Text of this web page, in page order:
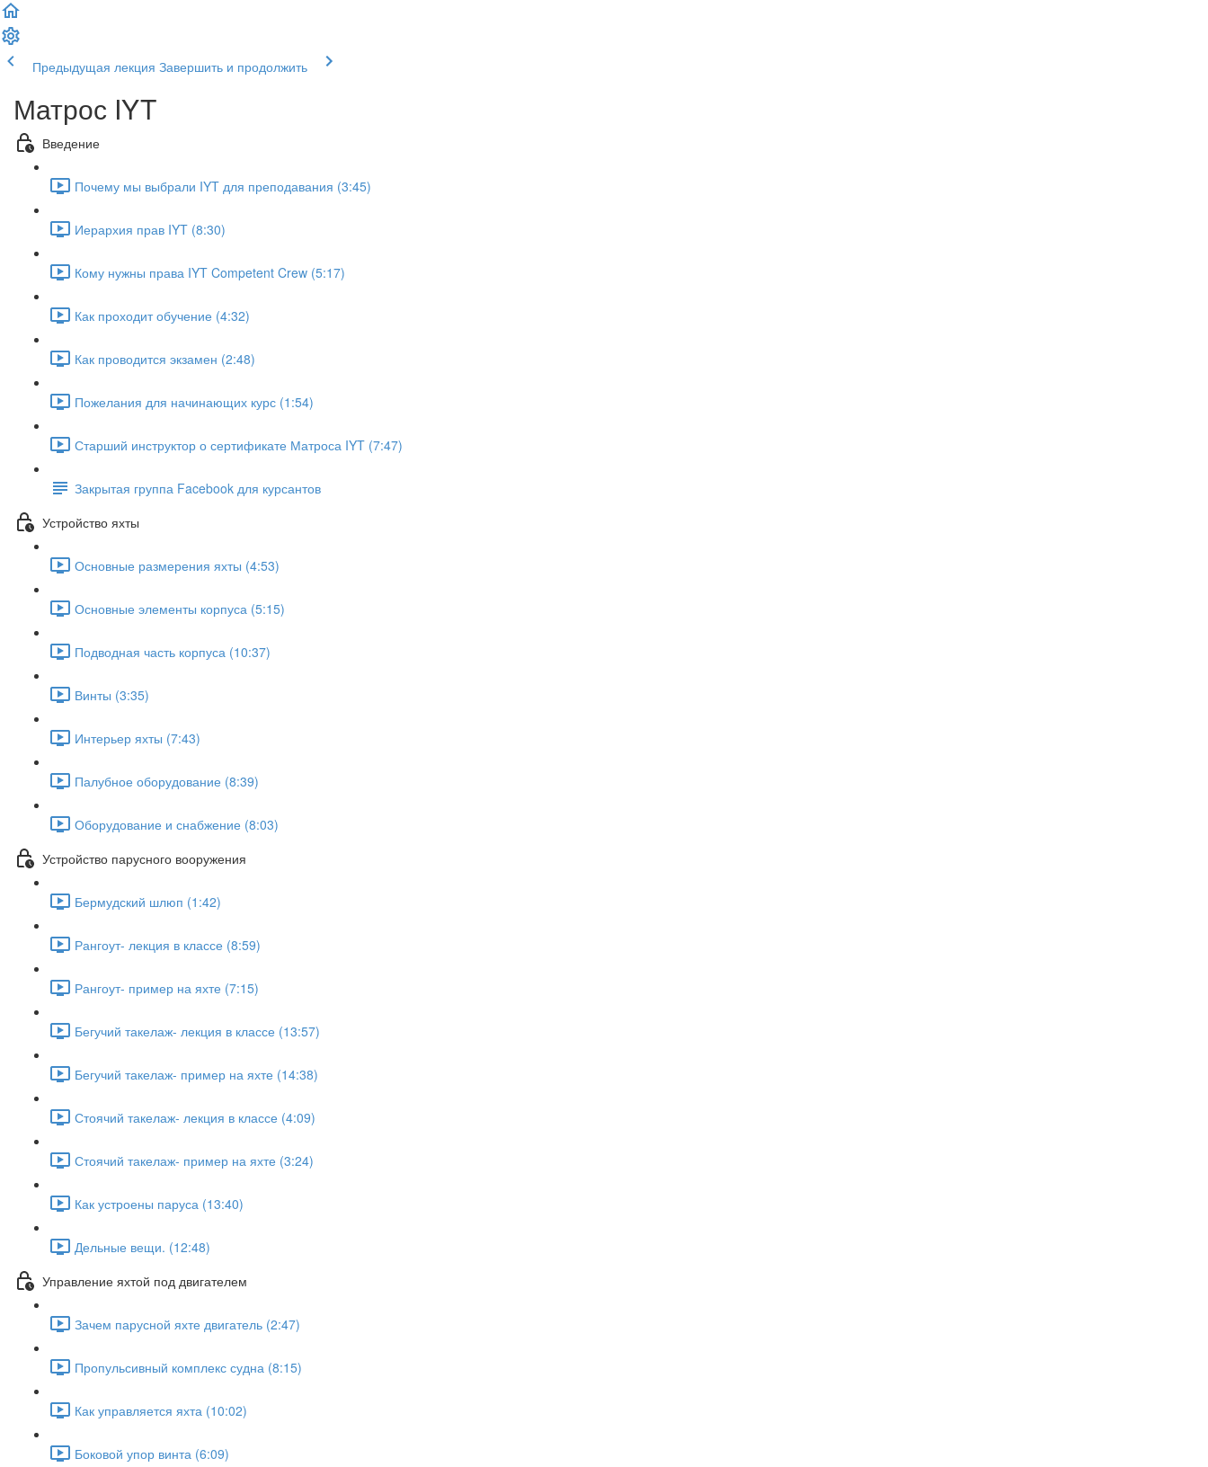
Предыдущая лекция Завершить и продолжить
Матрос IYT
Введение
Почему мы выбрали IYT для преподавания (3:45)
Иерархия прав IYT (8:30)
Кому нужны права IYT Competent Crew (5:17)
Как проходит обучение (4:32)
Как проводится экзамен (2:48)
Пожелания для начинающих курс (1:54)
Старший инструктор о сертификате Матроса IYT (7:47)
Закрытая группа Facebook для курсантов
Устройство яхты
Основные размерения яхты (4:53)
Основные элементы корпуса (5:15)
Подводная часть корпуса (10:37)
Винты (3:35)
Интерьер яхты (7:43)
Палубное оборудование (8:39)
Оборудование и снабжение (8:03)
Устройство парусного вооружения
Бермудский шлюп (1:42)
Рангоут- лекция в классе (8:59)
Рангоут- пример на яхте (7:15)
Бегучий такелаж- лекция в классе (13:57)
Бегучий такелаж- пример на яхте (14:38)
Стоячий такелаж- лекция в классе (4:09)
Стоячий такелаж- пример на яхте (3:24)
Как устроены паруса (13:40)
Дельные вещи. (12:48)
Управление яхтой под двигателем
Зачем парусной яхте двигатель (2:47)
Пропульсивный комплекс судна (8:15)
Как управляется яхта (10:02)
Боковой упор винта (6:09)